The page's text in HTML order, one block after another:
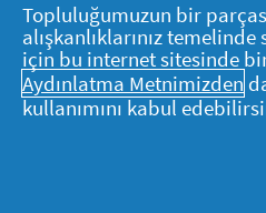
22.
başka
23.
Topluluğumuzun bir
alışkanlıklarınız
için bu internet sitesinde
Aydınlatma Metnimizden
kullanımını kabul